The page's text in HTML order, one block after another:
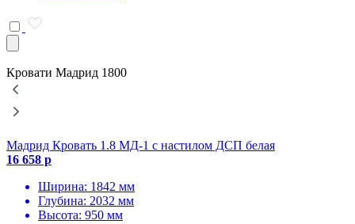
Кровати Мадрид 1800
Мадрид Кровать 1.8 МД-1 с настилом ДСП белая
16 658 р
Ширина: 1842 мм
Глубина: 2032 мм
Высота: 950 мм